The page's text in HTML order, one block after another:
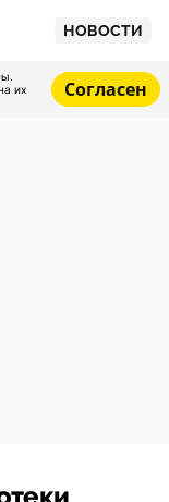
НОВОСТИ
их
Согласен